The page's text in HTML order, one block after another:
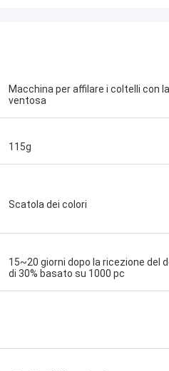
Macchina per affilare i coltelli con la
ventosa
115g
Scatola dei colori
15~20 giorni dopo la ricezione del
di 30% basato su 1000 pc